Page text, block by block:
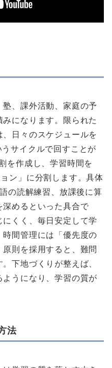
、課外活動、家庭の予
になります。限られた
日々のスケジュールを
サイクルで回すことが
を作成し、学習時間を
ン」に分割します。具体
の読解練習、放課後に算
めるといった具合で
くく、毎日安定して学
間管理には「優先度の
則を採用すると、難問
下地づくりが整えば、
うになり、学習の質が
法